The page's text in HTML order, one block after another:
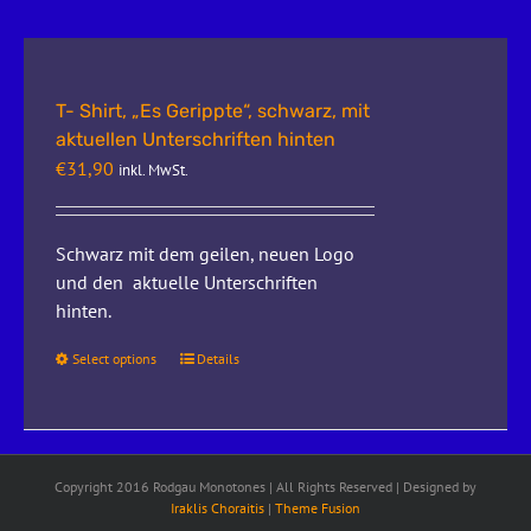
T- Shirt, „Es Gerippte“, schwarz, mit
aktuellen Unterschriften hinten
€31,90 inkl. MwSt.
Schwarz mit dem geilen, neuen Logo
und den aktuelle Unterschriften
hinten.
Select options Details
Copyright 2016 Rodgau Monotones | All Rights Reserved | Designed by
Iraklis Choraitis | Theme Fusion